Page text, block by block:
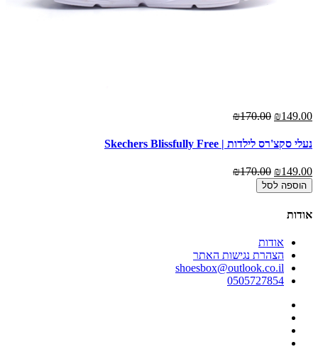
₪149.00
₪170.00
נעלי סקצ'רס לילדות | Skechers Blissfully Free
₪149.00
₪170.00
הוספה לסל
אודות
אודות
הצהרת נגישות האתר
shoesbox@outlook.co.il
0505727854